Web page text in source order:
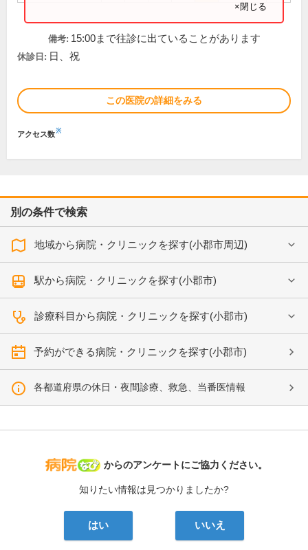
×閉じる
備考: 15:00まで往診に出ていることがあります
休診日: 日、祝
この医院の詳細をみる
アクセス数※
別の条件で検索
地域から病院・クリニックを探す(小郡市周辺)
駅から病院・クリニックを探す(小郡市)
診療科目から病院・クリニックを探す(小郡市)
予約ができる病院・クリニックを探す(小郡市)
各都道府県の休日・夜間診療、救急、当番医情報
病院なび
からのアンケートにご協力ください。
知りたい情報は見つかりましたか?
はい いいえ